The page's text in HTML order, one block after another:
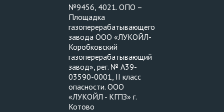
№9456, 4021. ОПО –
Площадка
газоперерабатывающего
завода ООО «ЛУКОЙЛ-
Коробковский
газоперерабатывающий
завод», рег. № А39-
03590-0001, II класс
опасности. ООО
«ЛУКОЙЛ - КГПЗ» г.
Котово